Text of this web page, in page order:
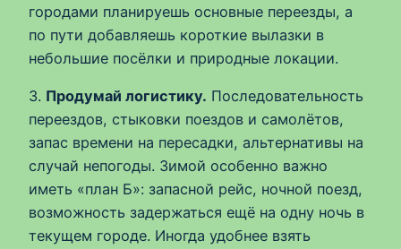
городами планируешь основные переезды, а
по пути добавляешь короткие вылазки в
небольшие посёлки и природные локации.
3. Продумай логистику. Последовательность
переездов, стыковки поездов и самолётов,
запас времени на пересадки, альтернативы на
случай непогоды. Зимой особенно важно
иметь «план Б»: запасной рейс, ночной поезд,
возможность задержаться ещё на одну ночь в
текущем городе. Иногда удобнее взять